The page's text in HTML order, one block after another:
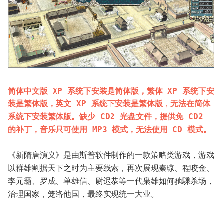
简体中文版 XP 系统下安装是简体版，繁体 XP 系统下安
装是繁体版，英文 XP 系统下安装是繁体版，无法在简体
系统下安装繁体版。缺少 CD2 光盘文件，提供免 CD2
的补丁，音乐只可使用 MP3 模式，无法使用 CD 模式。
《新隋唐演义》是由斯普软件制作的一款策略类游戏，游戏
以群雄割据天下之时为主要线索，再次展现秦琼、程咬金、
李元霸、罗成、单雄信、尉迟恭等一代枭雄如何驰騬杀场，
治理国家，笼络他国，最终实现统一大业。